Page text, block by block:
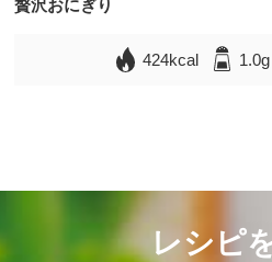
贅沢おにぎり
424kcal 1.0g
レシピ